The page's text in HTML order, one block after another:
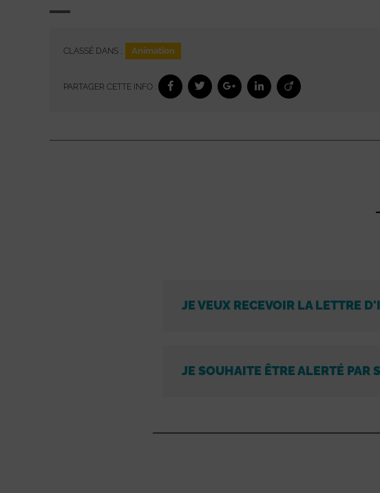
CLASSÉ DANS : Animation
PARTAGER CETTE INFO :
JE VEUX RECEVOIR LA LETTRE
JE SOUHAITE ÊTRE ALERTÉ PAR